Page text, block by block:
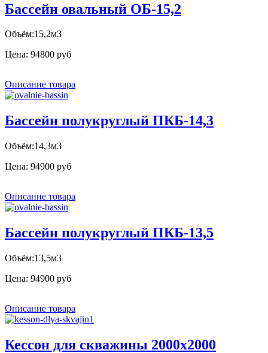
Бассейн овальный ОБ-15,2
Объём:15,2м3
Цена: 94800 руб
Описание товара
Бассейн полукруглый ПКБ-14,3
Объём:14,3м3
Цена: 94900 руб
Описание товара
Бассейн полукруглый ПКБ-13,5
Объём:13,5м3
Цена: 94900 руб
Описание товара
Кессон для скважины 2000х2000